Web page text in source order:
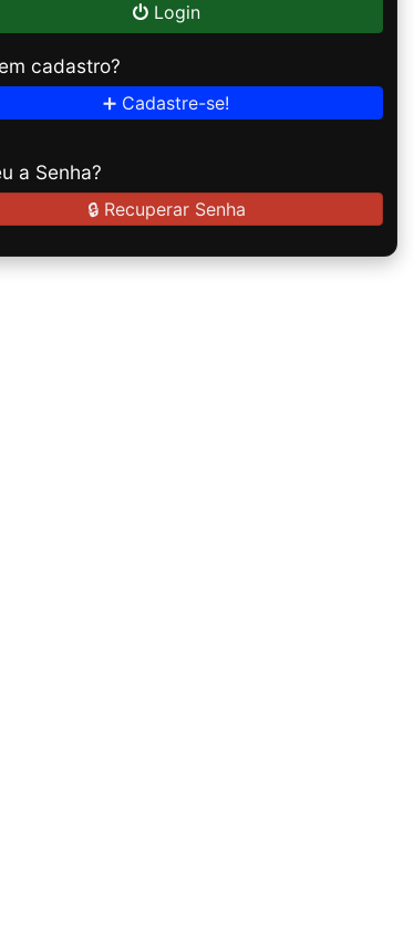
Login
cadastro?
➕ Cadastre-se!
a Senha?
🔒 Recuperar Senha